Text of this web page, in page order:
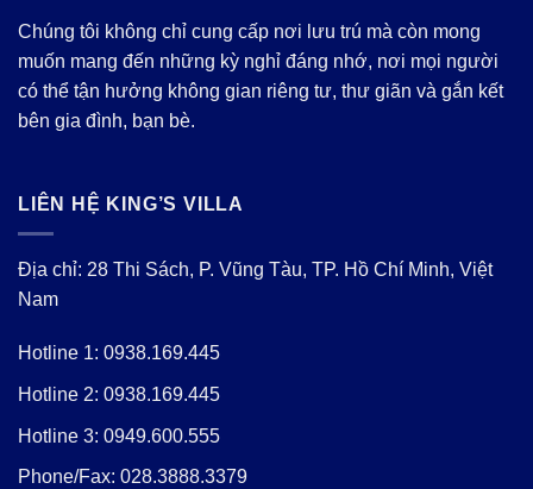
Chúng tôi không chỉ cung cấp nơi lưu trú mà còn mong
muốn mang đến những kỳ nghỉ đáng nhớ, nơi mọi người
có thể tận hưởng không gian riêng tư, thư giãn và gắn kết
bên gia đình, bạn bè.
LIÊN HỆ KING’S VILLA
Địa chỉ: 28 Thi Sách, P. Vũng Tàu, TP. Hồ Chí Minh, Việt
Nam
Hotline 1: 0938.169.445
Hotline 2: 0938.169.445
Hotline 3: 0949.600.555
Phone/Fax: 028.3888.3379